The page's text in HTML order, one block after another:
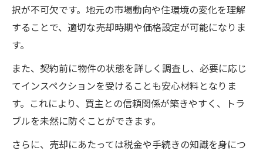
択が不可欠です。地元の市場動向や住環境の変化を理解
することで、適切な売却時期や価格設定が可能になりま
す。
また、契約前に物件の状態を詳しく調査し、必要に応じ
てインスペクションを受けることも安心材料となりま
す。これにより、買主との信頼関係が築きやすく、トラ
ブルを未然に防ぐことができます。
さらに、売却にあたっては税金や手続きの知識を身につ